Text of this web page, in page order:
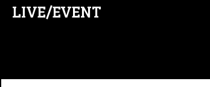
LIVE/EVENT